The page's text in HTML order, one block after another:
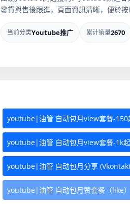
發貨與售後跟進，頁面資訊清晰，便於
当前分类Youtube推广 累计销量2670
youtube|油管 自动包月view套餐-150
youtube|油管 自动包月view套餐-1k
youtube|油管 自动包月分享
youtube|油管 自动包月赞套餐（like